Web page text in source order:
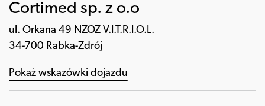
Cortimed sp. z o.o
ul. Orkana 49 NZOZ V.I.T.R.I.O.L.
34-700 Rabka-Zdrój
Pokaż wskazówki dojazdu